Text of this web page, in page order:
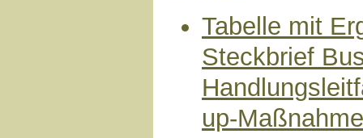
Tabelle mit
Steckbrief
up-